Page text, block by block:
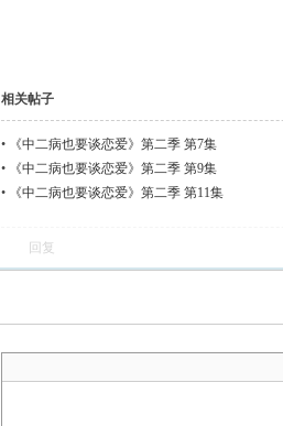
相关帖子
•
《中二病也要谈恋爱》第二季 第7集
•
《中二病也要谈恋爱》第二季 第9集
•
《中二病也要谈恋爱》第二季 第11集
回复